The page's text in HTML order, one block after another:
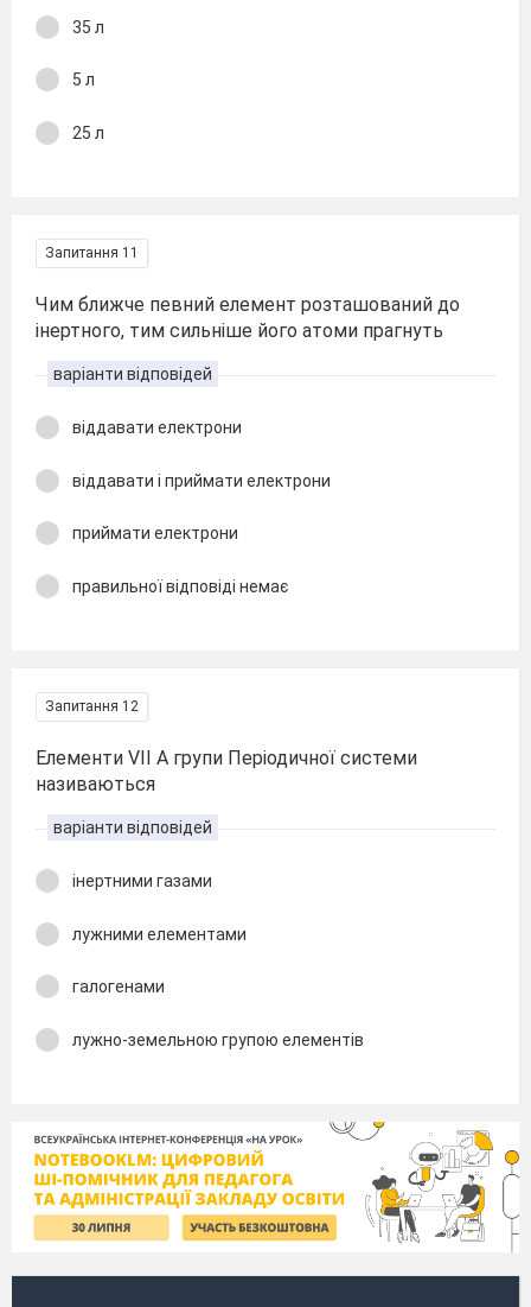
35 л
5 л
25 л
Запитання 11
Чим ближче певний елемент розташований до
інертного, тим сильніше його атоми прагнуть
варіанти відповідей
віддавати електрони
віддавати і приймати електрони
приймати електрони
правильної відповіді немає
Запитання 12
Елементи VІІ А групи Періодичної системи
називаються
варіанти відповідей
інертними газами
лужними елементами
галогенами
лужно-земельною групою елементів